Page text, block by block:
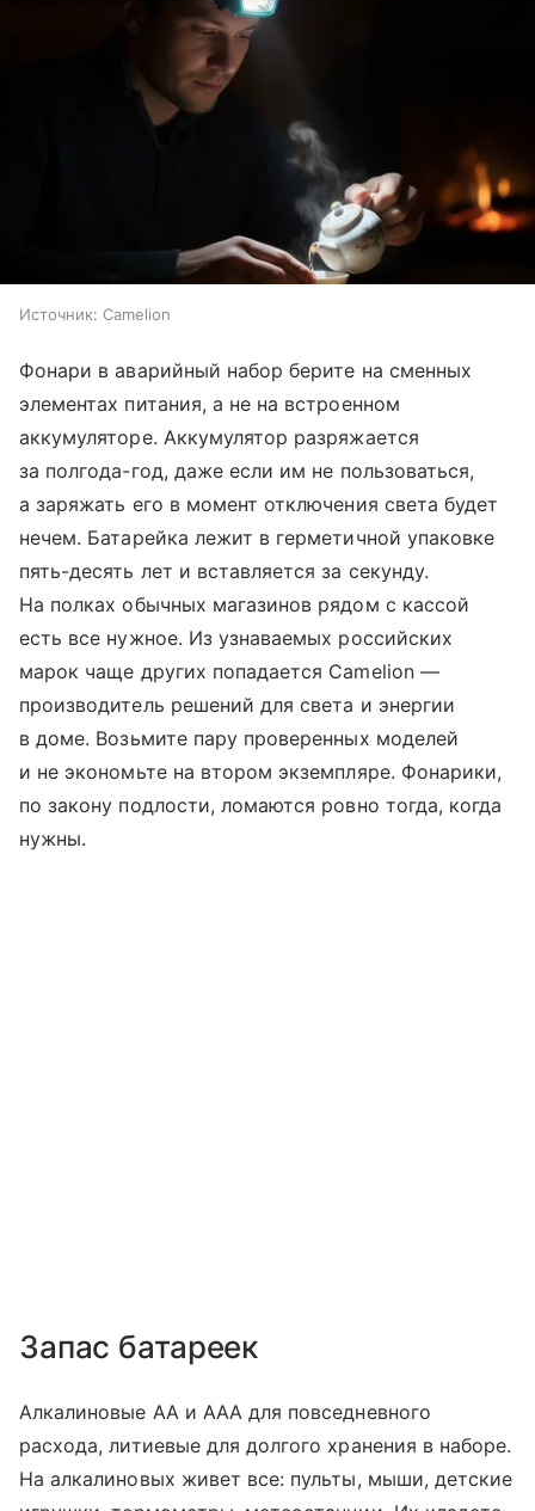
Источник: Camelion
Фонари в аварийный набор берите на сменных
элементах питания, а не на встроенном
аккумуляторе. Аккумулятор разряжается
за полгода-год, даже если им не пользоваться,
а заряжать его в момент отключения света будет
нечем. Батарейка лежит в герметичной упаковке
пять-десять лет и вставляется за секунду.
На полках обычных магазинов рядом с кассой
есть все нужное. Из узнаваемых российских
марок чаще других попадается Camelion —
производитель решений для света и энергии
в доме. Возьмите пару проверенных моделей
и не экономьте на втором экземпляре. Фонарики,
по закону подлости, ломаются ровно тогда, когда
нужны.
Запас батареек
Алкалиновые AA и AAA для повседневного
расхода, литиевые для долгого хранения в наборе.
На алкалиновых живет все: пульты, мыши, детские